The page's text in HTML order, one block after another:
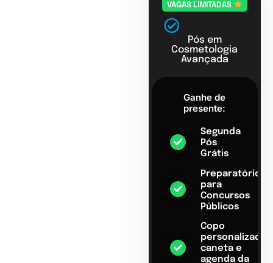
VAGAS LIMITADAS
Pós em
Cosmetologia
Avançada
Ganhe de
presente:
Segunda
Pós
Grátis
Preparatório
para
Concursos
Públicos
Copo
personalizado,
caneta e
agenda da